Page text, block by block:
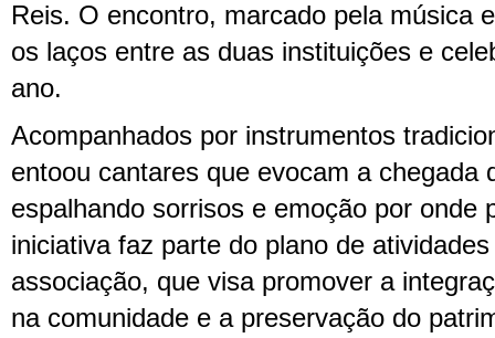
Reis. O encontro, marcado pela música
os laços entre as duas instituições e
ano.
Acompanhados por instrumentos
entoou cantares que evocam a chegada
espalhando sorrisos e emoção por onde
iniciativa faz parte do plano de
associação, que visa promover a
na comunidade e a preservação do